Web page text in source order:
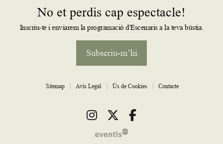
No et perdis cap espectacle!
Inscriu-te i enviarem la programació d'Escenaris a la teva bústia.
Subscriu-m’hi
Sitemap | Avís Legal | Ús de Cookies | Contacte
Link a instagram
Link a twitter
Link a facebook